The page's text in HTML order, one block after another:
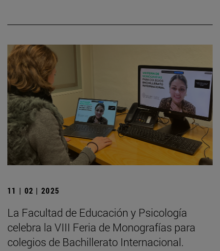
11 | 02 | 2025
La Facultad de Educación y Psicología
celebra la VIII Feria de Monografías para
colegios de Bachillerato Internacional.